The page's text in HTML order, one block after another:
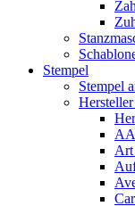
Stempel
Stempel
Art